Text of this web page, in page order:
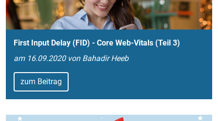
First Input Delay (FID) - Core Web-Vitals (Teil 3)
am 16.09.2020 von Bahadir Heeb
zum Beitrag